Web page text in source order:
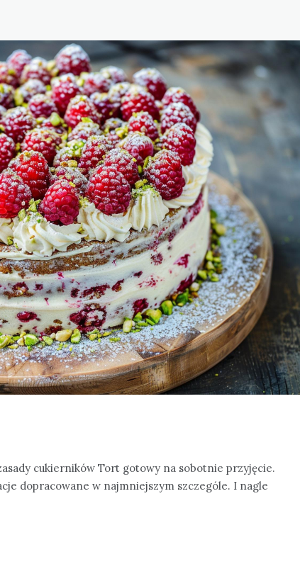
cukierników Tort gotowy na sobotnie przyjęcie.
dopracowane w najmniejszym szczególe. I nagle